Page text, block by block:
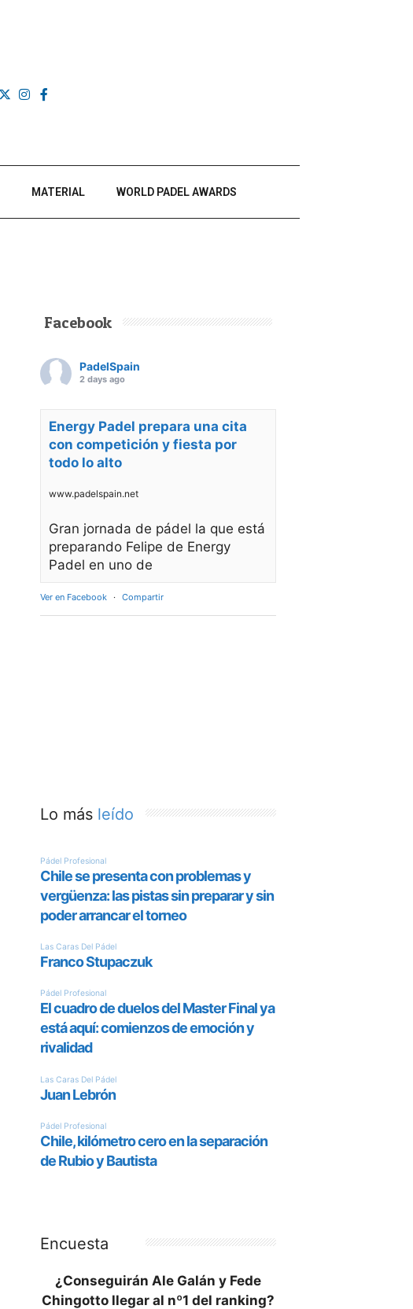
MATERIAL WORLD PADEL AWARDS
Facebook
PadelSpain
2 days ago
Energy Padel prepara una cita
con competición y fiesta por
todo lo alto
www.padelspain.net
Gran jornada de pádel la que está
preparando Felipe de Energy
Padel en uno de
Ver en Facebook · Compartir
Lo más leído
Encuesta
¿Conseguirán Ale Galán y Fede
Chingotto llegar al nº1 del ranking?